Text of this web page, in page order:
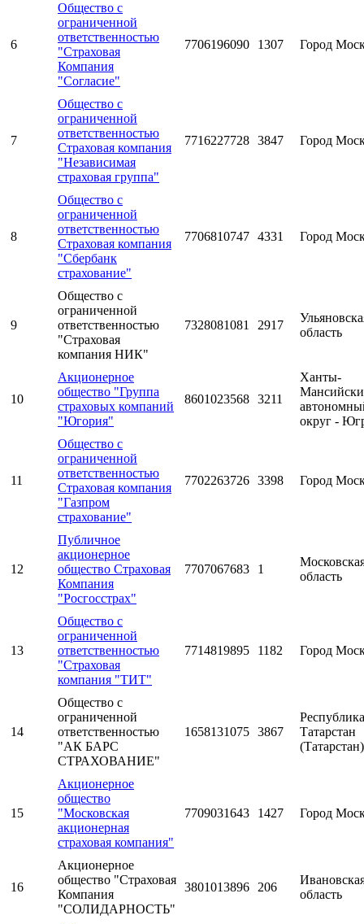
6
Общество с
ограниченной
ответственностью
"Страховая
Компания
"Согласие"
7706196090 1307 Город
7
Общество с
ограниченной
ответственностью
Страховая компания
"Независимая
страховая группа"
7716227728 3847 Город
8
Общество с
ограниченной
ответственностью
Страховая компания
"Сбербанк
страхование"
7706810747 4331 Город
9
Общество с
ограниченной
ответственностью
"Страховая
компания НИК"
7328081081 2917
область
10
Акционерное
общество "Группа
страховых компаний
"Югория"
8601023568 3211
Ханты-
округ -
11
Общество с
ограниченной
ответственностью
Страховая компания
"Газпром
страхование"
7702263726 3398 Город
12
Публичное
акционерное
общество Страховая
Компания
"Росгосстрах"
7707067683 1
область
13
Общество с
ограниченной
ответственностью
"Страховая
компания "ТИТ"
7714819895 1182 Город
14
Общество с
ограниченной
ответственностью
"АК БАРС
СТРАХОВАНИЕ"
1658131075 3867
Республика
Татарстан
(Татарстан)
15
Акционерное
общество
"Московская
акционерная
страховая компания"
7709031643 1427 Город
16
Акционерное
общество "Страховая
Компания
"СОЛИДАРНОСТЬ"
3801013896 206
область